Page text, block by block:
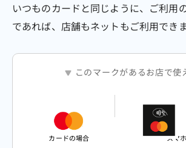
いつものカードと同じように、ご利用
であれば、店舗もネットもご利用できま
このマークがあるお店で使
カードの場合 スマ